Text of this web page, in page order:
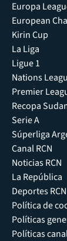
Europa
European
Kirin Cup
La Liga
Ligue 1
Nations
Premier
Recopa
Serie A
Súperliga
Canal RCN
Noticias RCN
La República
Deportes RCN
Política de
Políticas
Políticas